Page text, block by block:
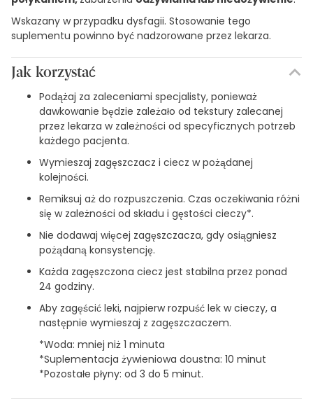
Wskazany w przypadku dysfagii. Stosowanie tego
suplementu powinno być nadzorowane przez lekarza.
Jak korzystać
Podążaj za zaleceniami specjalisty, ponieważ
dawkowanie będzie zależało od tekstury zalecanej
przez lekarza w zależności od specyficznych potrzeb
każdego pacjenta.
Wymieszaj zagęszczacz i ciecz w pożądanej
kolejności.
Remiksuj aż do rozpuszczenia. Czas oczekiwania różni
się w zależności od składu i gęstości cieczy*.
Nie dodawaj więcej zagęszczacza, gdy osiągniesz
pożądaną konsystencję.
Każda zagęszczona ciecz jest stabilna przez ponad
24 godziny.
Aby zagęścić leki, najpierw rozpuść lek w cieczy, a
następnie wymieszaj z zagęszczaczem.
*Woda: mniej niż 1 minuta
*Suplementacja żywieniowa doustna: 10 minut
*Pozostałe płyny: od 3 do 5 minut.